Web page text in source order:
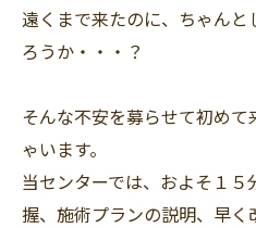
遠くまで来たのに、ちゃん
ろうか・・・？
そんな不安を募らせて初め
ゃいます。
当センターでは、およそ１
握、施術プランの説明、早